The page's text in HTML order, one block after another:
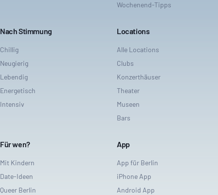
Wochenend-Tipps
Nach Stimmung
Chillig
Neugierig
Lebendig
Energetisch
Intensiv
Locations
Alle Locations
Clubs
Konzerthäuser
Theater
Museen
Bars
Für wen?
Mit Kindern
Date-Ideen
Queer Berlin
App
App für Berlin
iPhone App
Android App